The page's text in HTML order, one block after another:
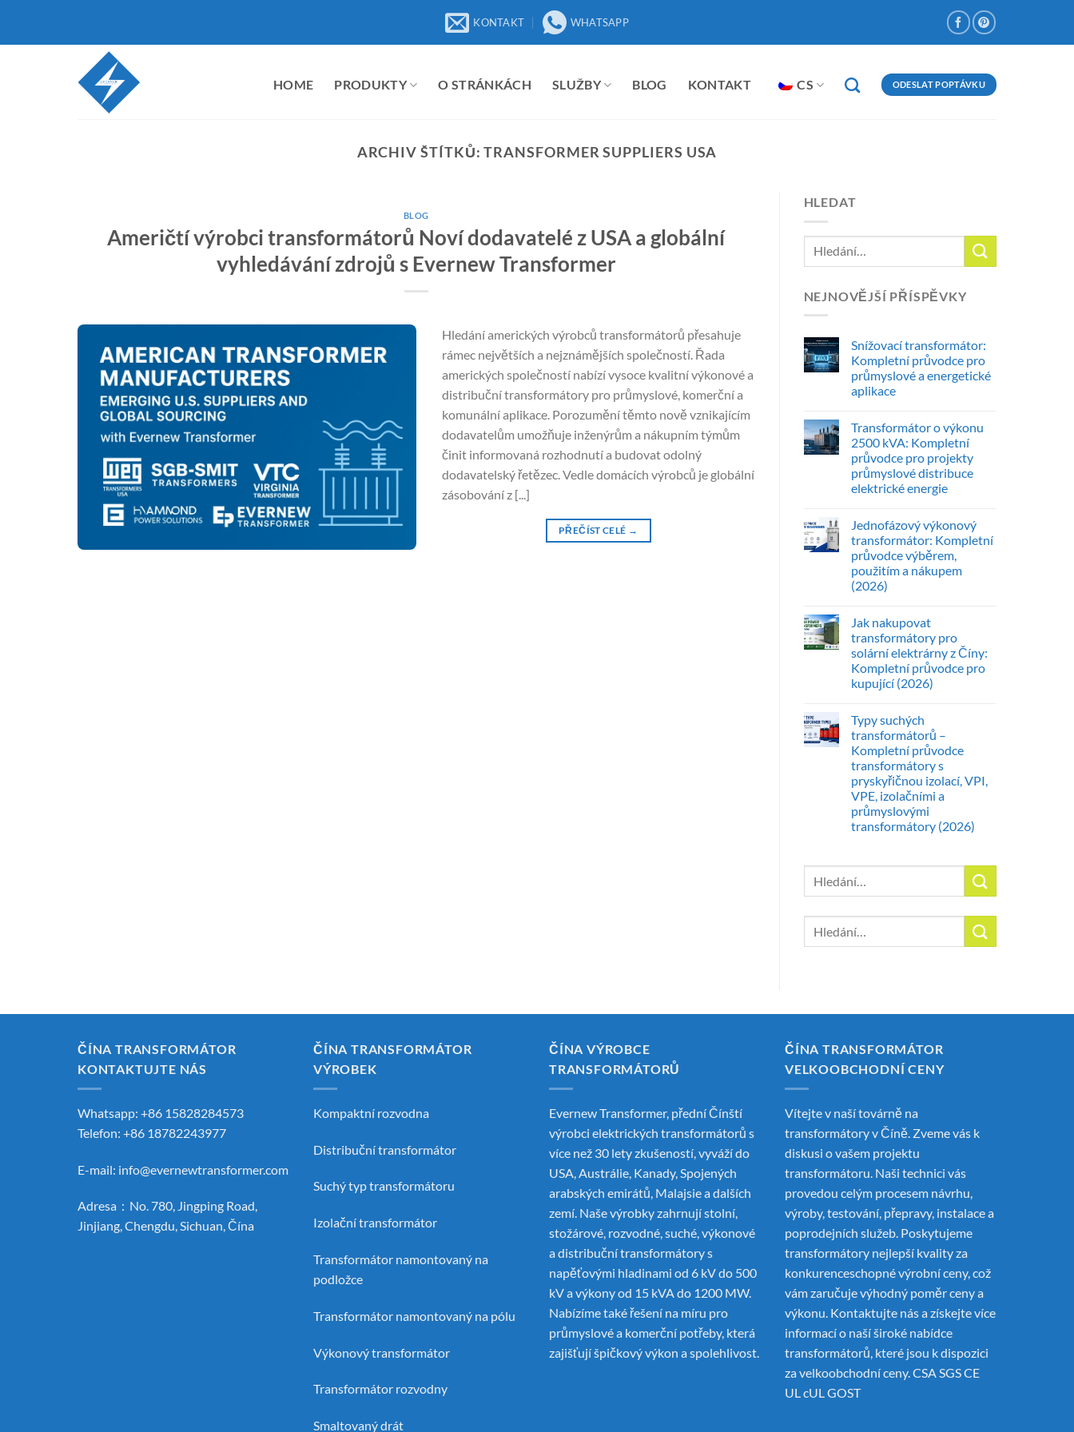
obsah
KONTAKT WHATSAPP
HOME PRODUKTY O STRÁNKÁCH SLUŽBY BLOG KONTAKT CS ODESLAT POPTÁVKU
ARCHIV ŠTÍTKŮ:TRANSFORMER SUPPLIERS USA
BLOG
Američtí výrobci transformátorů Noví dodavatelé z USA a globální
vyhledávání zdrojů s Evernew Transformer
Hledání amerických výrobců transformátorů přesahuje
rámec největších a nejznámějších společností. Řada
amerických společností nabízí vysoce kvalitní výkonové a
distribuční transformátory pro průmyslové, komerční a
komunální aplikace. Porozumění těmto nově vznikajícím
dodavatelům umožňuje inženýrům a nákupním týmům
činit informovaná rozhodnutí a budovat odolný
dodavatelský řetězec. Vedle domácích výrobců je globální
zásobování z [...]
PŘEČÍST CELÉ →
HLEDAT
NEJNOVĚJŠÍ PŘÍSPĚVKY
Snížovací transformátor:
Kompletní průvodce pro
průmyslové a energetické
aplikace
Transformátor o výkonu
2500 kVA: Kompletní
průvodce pro projekty
průmyslové distribuce
elektrické energie
Jednofázový výkonový
transformátor: Kompletní
průvodce výběrem,
použitím a nákupem
(2026)
Jak nakupovat
transformátory pro
solární elektrárny z Číny:
Kompletní průvodce pro
kupující (2026)
Typy suchých
transformátorů –
Kompletní průvodce
transformátory s
pryskyřičnou izolací, VPI,
VPE, izolačními a
průmyslovými
transformátory (2026)
ČÍNA TRANSFORMÁTOR
KONTAKTUJTE NÁS
Whatsapp: +86 15828284573
Telefon: +86 18782243977
E-mail: info@evernewtransformer.com
Adresa：No. 780, Jingping Road,
Jinjiang, Chengdu, Sichuan, Čína
ČÍNA TRANSFORMÁTOR
VÝROBEK
Kompaktní rozvodna
Distribuční transformátor
Suchý typ transformátoru
Izolační transformátor
Transformátor namontovaný na
podložce
Transformátor namontovaný na pólu
Výkonový transformátor
Transformátor rozvodny
Smaltovaný drát
ČÍNA VÝROBCE
TRANSFORMÁTORŮ
Evernew Transformer, předníČínští
výrobci elektrických transformátorů s
více než 30 lety zkušeností, vyváží do
USA, Austrálie, Kanady, Spojených
arabských emirátů, Malajsie a dalších
zemí. Naše výrobky zahrnují stolní,
stožárové, rozvodné, suché, výkonové
a distribuční transformátory s
napěťovými hladinami od 6 kV do 500
kV a výkony od 15 kVA do 1200 MW.
Nabízíme také řešení na míru pro
průmyslové a komerční potřeby, která
zajišťují špičkový výkon a spolehlivost.
ČÍNA TRANSFORMÁTOR
VELKOOBCHODNÍ CENY
Vítejte v naší továrně na
transformátory v Číně. Zveme vás k
diskusi o vašem projektu
transformátoru. Naši technici vás
provedou celým procesem návrhu,
výroby, testování, přepravy, instalace a
poprodejních služeb. Poskytujeme
transformátory nejlepší kvality za
konkurenceschopné výrobní ceny, což
vám zaručuje výhodný poměr ceny a
výkonu. Kontaktujte nás a získejte více
informací o naší široké nabídce
transformátorů, které jsou k dispozici
za velkoobchodní ceny. CSA SGS CE
UL cUL GOST